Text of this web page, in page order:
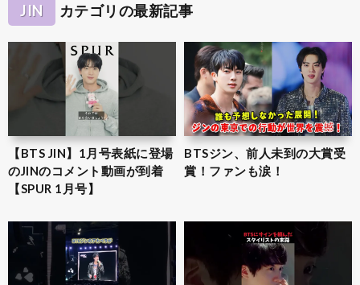
JIN カテゴリの最新記事
【BTS JIN】1月号表紙に登場
のJINのコメント動画が到着
【SPUR 1月号】
BTSジン、前人未到の大賞受
賞！ファンも涙！